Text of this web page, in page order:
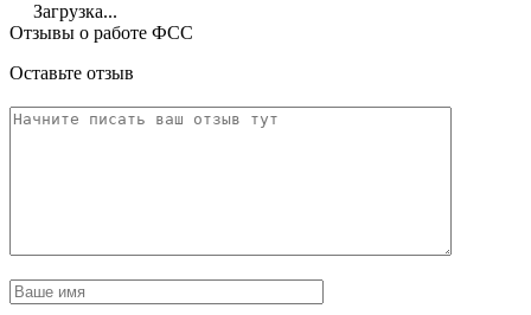
Загрузка...
Отзывы о работе ФСС
Оставьте отзыв